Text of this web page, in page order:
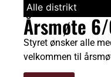
Alle distrikt
Årsmøte
Styret ønsker alle
velkommen til